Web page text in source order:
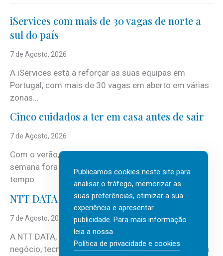
iServices com mais de 30 vagas de norte a
sul do país
7 de Agosto, 2026
A iServices está a reforçar as suas equipas em
Portugal, com mais de 30 vagas em aberto em várias
zonas...
Cinco cuidados a ter em casa antes de sair
7 de Agosto, 2026
Com o verão, chegam também as férias, os fins-de-
semana fora e os dias em que a casa fica mais
tempo...
NTT DATA Insurtech Global Outlook 2026
7 de Agosto, 2026
A NTT DATA, consultora global em serviços de
negócio, tecnologia e inteligência artificial (IA), acaba
Publicamos cookies neste site para
analisar o tráfego, memorizar as
suas preferências, otimizar a sua
experiência e apresentar
publicidade. Para mais informação
leia a nossa
Política de privacidade e cookies.